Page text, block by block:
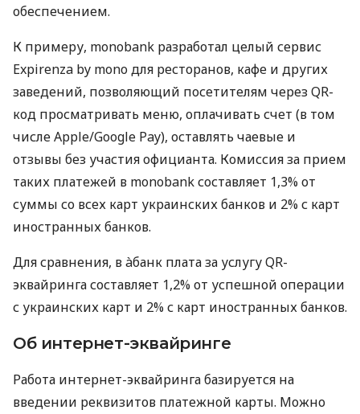
обеспечением.
К примеру, monobank разработал целый сервис
Expirenza by mono для ресторанов, кафе и других
заведений, позволяющий посетителям через QR-
код просматривать меню, оплачивать счет (в том
числе Apple/Google Pay), оставлять чаевые и
отзывы без участия официанта. Комиссия за прием
таких платежей в monobank составляет 1,3% от
суммы со всех карт украинских банков и 2% с карт
иностранных банков.
Для сравнения, в àбанк плата за услугу QR-
эквайринга составляет 1,2% от успешной операции
с украинских карт и 2% с карт иностранных банков.
Об интернет-эквайринге
Работа интернет-эквайринга базируется на
введении реквизитов платежной карты. Можно